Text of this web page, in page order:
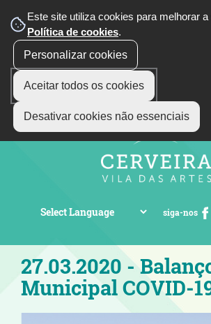
Este site utiliza cookies para melhorar
Política de cookies.
Personalizar cookies
Aceitar todos os cookies
Desativar cookies não essenciais
siga-nos
27.03.2020 -
Municipal COVID-